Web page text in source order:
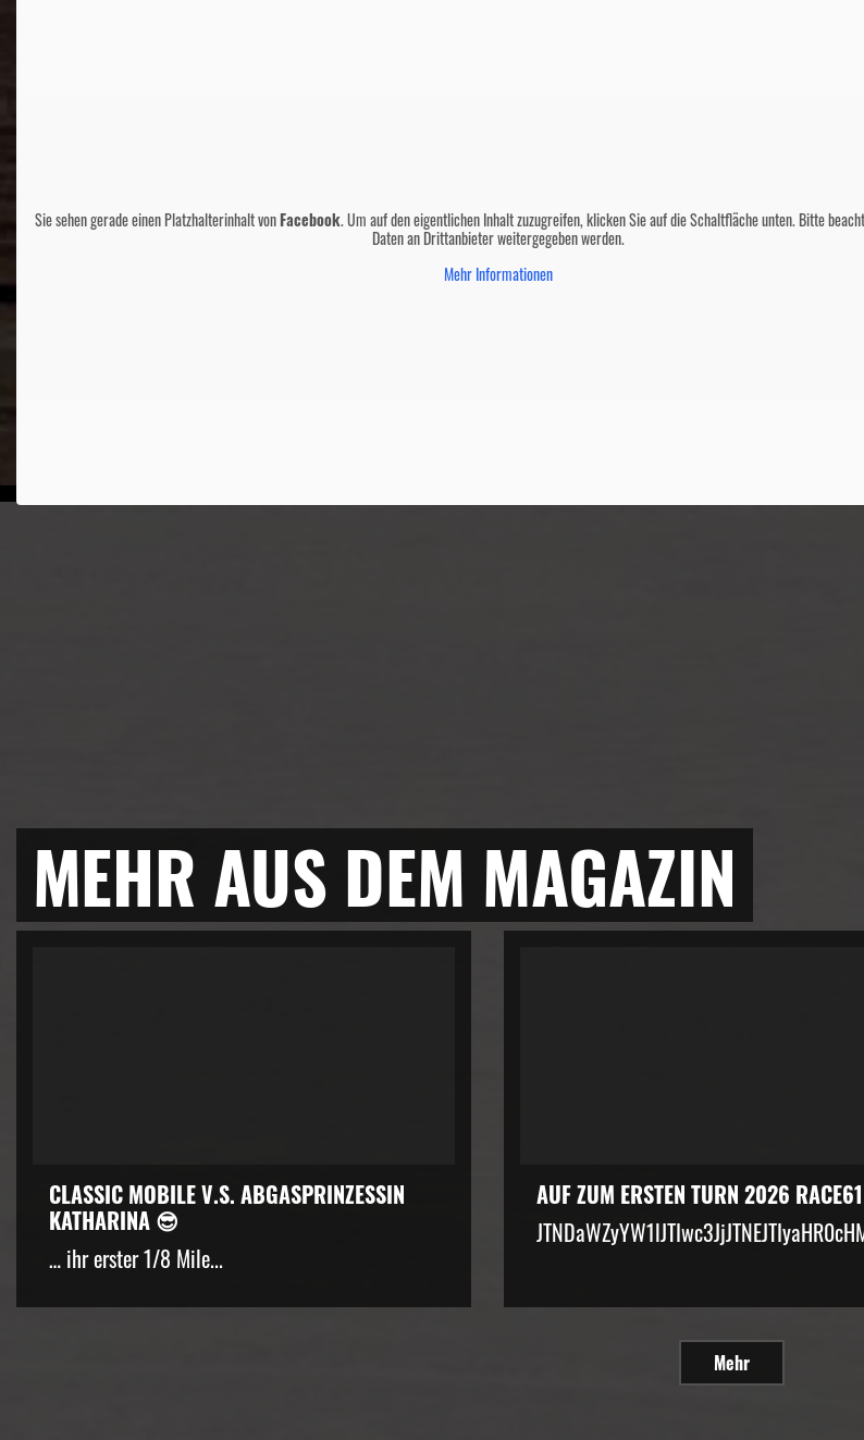
Sie sehen gerade einen Platzhalterinhalt vonFacebook. Um auf den eigentlichen Inhalt zuzugreifen, klicken Sie auf die Schaltfläche unten. Bitte
Daten an Drittanbieter weitergegeben werden.
Mehr Informationen
MEHR AUS DEM MAGAZIN
CLASSIC MOBILE V.S. ABGASPRINZESSIN
KATHARINA 😎
… ihr erster 1/8 Mile...
AUF ZUM ERSTEN TURN 2026
Mehr